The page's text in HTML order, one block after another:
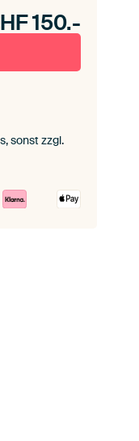
150.-
sonst zzgl.